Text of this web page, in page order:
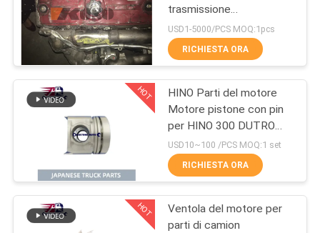
CONTATTICI
NOTIZIE
RICHIEDA
UNA
CITAZIONE
MAPPA
Pezzi di ricambio
del camion
Hino 700 parti
123
trasmissione
dell'Assemblea
USD1-5000/PCS MOQ:1pcs
RICHIESTA ORA
HOT
HINO Parti del motore
Motore pistone con pin
per HINO 300 DUTRO
W04D OEM 13216-
E0020
USD10~100 /PCS MOQ:1 set
RICHIESTA ORA
HOT
Ventola del motore per
parti di camion